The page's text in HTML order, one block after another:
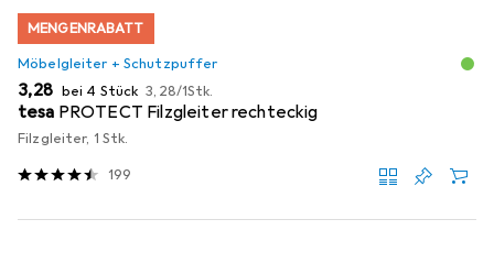
MENGENRABATT
Möbelgleiter + Schutzpuffer
EUR
3,28 bei 4 Stück EUR
3,28/1Stk.
tesa PROTECT Filzgleiter rechteckig
Filzgleiter, 1 Stk.
199